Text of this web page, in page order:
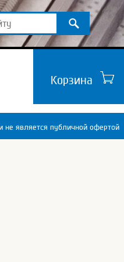
Корзина
не является публичной офертой